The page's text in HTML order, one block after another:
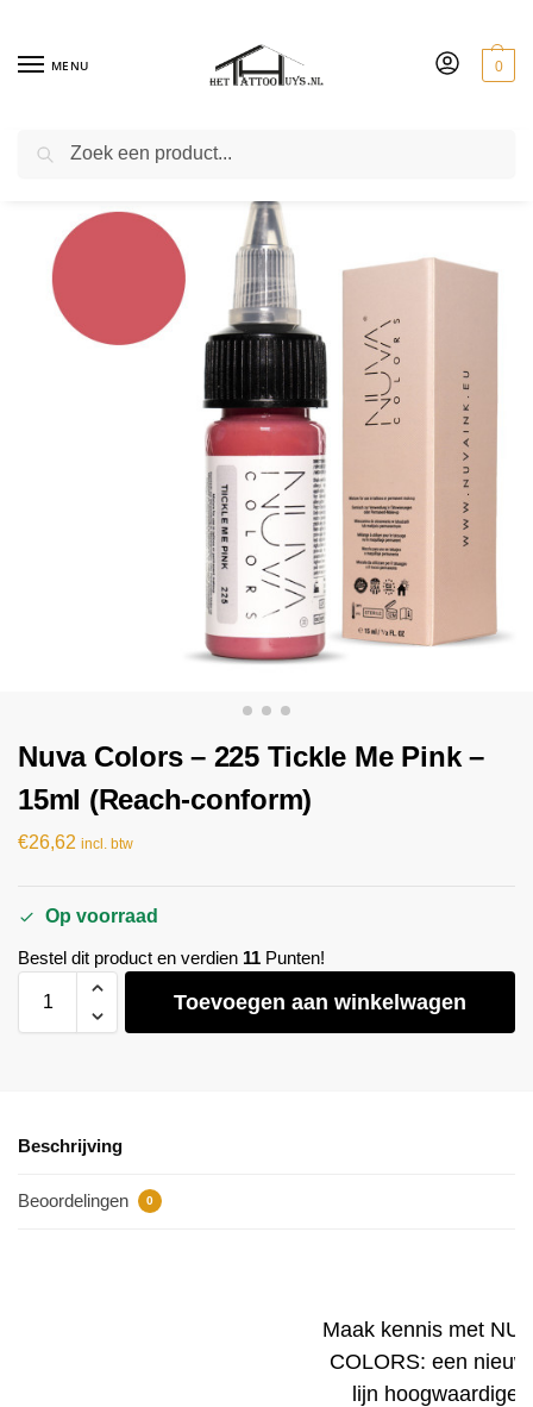
MENU 0
Nuva Colors – 225 Tickle Me Pink –
15ml (Reach-conform)
€26,62 incl. btw
Op voorraad
Bestel dit product en verdien 11 Punten!
Toevoegen aan winkelwagen
Beschrijving
Beoordelingen 0
Maak kennis met
COLORS: een
lijn hoogwaardige